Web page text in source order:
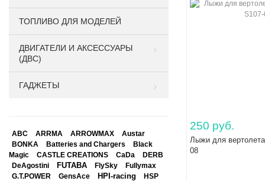
ТОПЛИВО ДЛЯ МОДЕЛЕЙ
ДВИГАТЕЛИ И АКСЕССУАРЫ
(ДВС)
ГАДЖЕТЫ
ABC ARRMA ARROWMAX Austar
BONKA Batteries and Chargers
Black
Magic
CASTLE CREATIONS CaDa DERB
DeAgostini FUTABA FlySky Fullymax
G.T.POWER GensAce HPI-racing
HSP
250 руб.
Лыжи для
08